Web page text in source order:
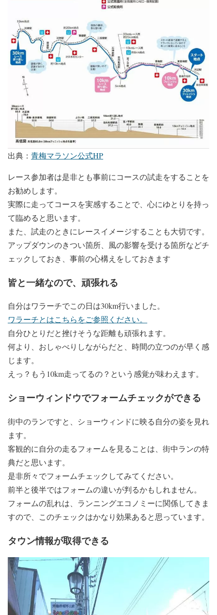
出典： 青梅マラソン公式HP
レース参加者は是非とも事前にコースの試走をすることを
お勧めします。
実際に走ってコースを実感することで、心にゆとりを持っ
て臨めると思います。
また、試走のときにレースイメージすることも大切です。
アップダウンのきつい箇所、風の影響を受ける箇所などチ
ェックしておき、事前の心構えをしておきます
皆と一緒なので、頑張れる
自分はワラーチでこの日は30km行いました。
ワラーチとはこちらをご参照ください。
自分ひとりだと挫けそうな距離も頑張れます。
何より、おしゃべりしながらだと、時間の立つのが早く感
じます。
えっ？もう10km走ってるの？という感覚が味わえます。
ショーウィンドウでフォームチェックができる
街中のランですと、ショーウィンドに映る自分の姿を見れ
ます。
客観的に自分の走るフォームを見ることは、街中ランの特
典だと思います。
是非所々でフォームチェックしてみてください。
前半と後半ではフォームの違いが判るかもしれません。
フォームの乱れは、ランニングエコノミーに関係してきま
すので、このチェックはかなり効果あると思っています。
タウン情報が取得できる